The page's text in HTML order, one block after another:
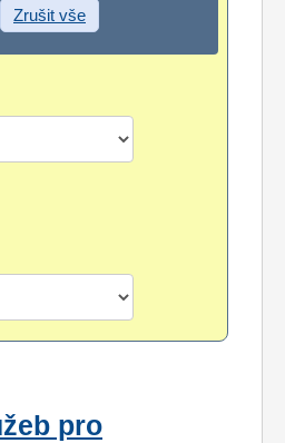
Zrušit vše
pro